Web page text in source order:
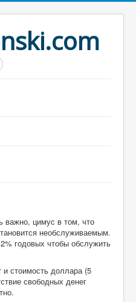
важно, цимус в том, что
необслуживаемым.
годовых чтобы обслужить
стоимость доллара (5
свободных денег